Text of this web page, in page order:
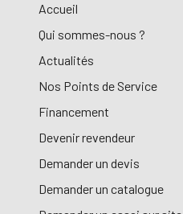
Accueil
Qui sommes-nous ?
Actualités
Nos Points de Service
Financement
Devenir revendeur
Demander un devis
Demander un catalogue